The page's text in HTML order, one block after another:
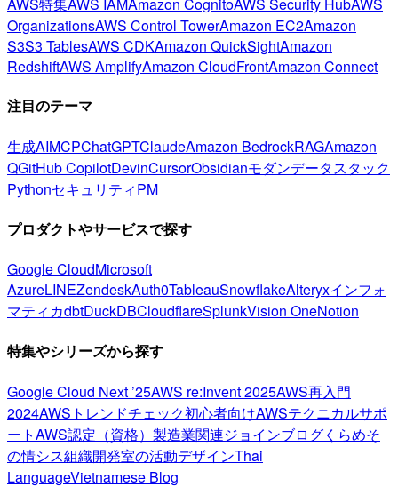
AWS特集AWS IAMAmazon CognitoAWS Security HubAWS
OrganizationsAWS Control TowerAmazon EC2Amazon
S3S3 TablesAWS CDKAmazon QuickSightAmazon
RedshiftAWS AmplifyAmazon CloudFrontAmazon Connect
注目のテーマ
生成AIMCPChatGPTClaudeAmazon BedrockRAGAmazon
QGitHub CopilotDevinCursorObsidianモダンデータスタック
PythonセキュリティPM
プロダクトやサービスで探す
Google CloudMicrosoft
AzureLINEZendeskAuth0TableauSnowflakeAlteryxインフォ
マティカdbtDuckDBCloudflareSplunkVision OneNotion
特集やシリーズから探す
Google Cloud Next ’25AWS re:Invent 2025AWS再入門
2024AWSトレンドチェック初心者向けAWSテクニカルサポ
ートAWS認定（資格） 製造業関連ジョインブログくらめそ
の情シス組織開発室の活動デザインThai
LanguageVietnamese Blog